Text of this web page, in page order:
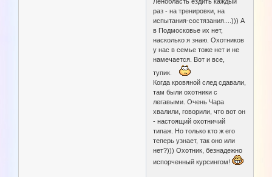
раз - на тренировки, на
испытания-состязания....))) А
в Подмосковье их нет,
насколько я знаю. Охотников
у нас в семье тоже нет и не
намечается. Вот и все,
тупик.
Когда кровяной след сдавали,
там были охотники с
легавыми. Очень Чара
хвалили, говорили, что вот он
- настоящий охотничий
типаж. Но только кто ж его
теперь узнает, так оно или
нет?))) Охотник, безнадежно
испорченный курсингом!